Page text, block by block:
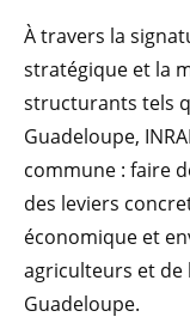
À travers la
stratégique et la
structurants tels
Guadeloupe,
commune : faire
des leviers
économique et
agriculteurs et de
Guadeloupe.